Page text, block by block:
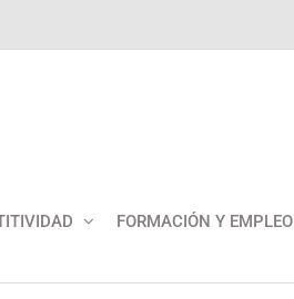
FORMACIÓN Y EMPLEO